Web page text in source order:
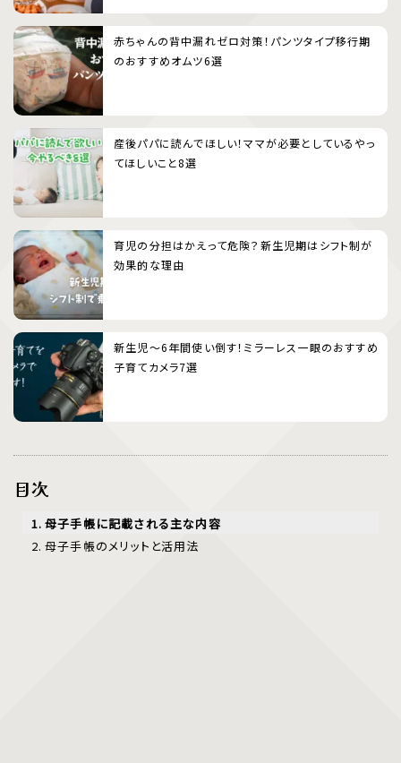
赤ちゃんの背中漏れゼロ対策！パンツタイプ移行期
のおすすめオムツ6選
産後パパに読んでほしい！ママが必要としているやっ
てほしいこと8選
育児の分担はかえって危険？新生児期はシフト制が
効果的な理由
新生児〜6年間使い倒す！ミラーレス一眼のおすすめ
子育てカメラ7選
目次
母子手帳に記載される主な内容
母子手帳のメリットと活用法